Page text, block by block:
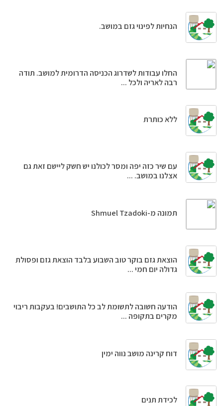
הנחיות לפינוי גזם במושב.
החלו עבודות לשדרוג הכניסה הדרומית למושב. תודה
רבה לאריה ולכל ...
ללא כותרת
עם שיר כזה יפה ומסר לכולנו יש חשק ליישם זאת גם
אצלנו במושב. ...
‏תמונה מ-Shmuel Tzadoki
הוצאת גזם בוקר טוב השבוע בלבד הוצאת גזם ופסולת
גדולה יום חמי ...
הודעה חשובה לתשומת לב כל התושבים! בעקבות ריבוי
מקרים בתקופה ...
דוח קרינה מושב נווה ימין
לכידת תנים